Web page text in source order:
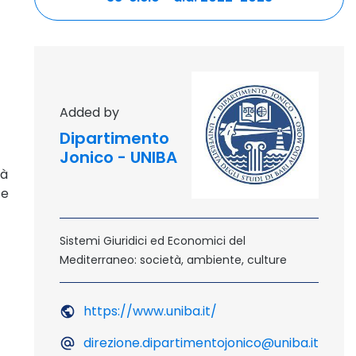
outdoor site - opening in
Added by
Dipartimento
Jonico - UNIBA
Sistemi Giuridici ed Economici del
Mediterraneo: società, ambiente, culture
https://www.uniba.it/
direzione.dipartimentojonico@uniba.it